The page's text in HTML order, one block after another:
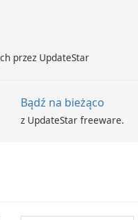
przez UpdateStar
Bądź na bieżąco
z UpdateStar freeware.